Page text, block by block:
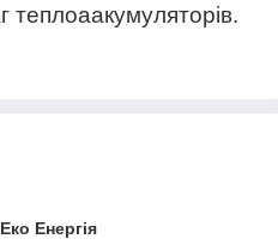
теплоаакумуляторів.
Еко Енергія